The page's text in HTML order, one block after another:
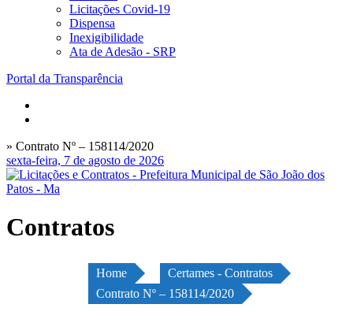
Licitações Covid-19
Dispensa
Inexigibilidade
Ata de Adesão - SRP
Portal da Transparência
» Contrato Nº – 158114/2020
sexta-feira, 7 de agosto de 2026
Contratos
Home
Certames - Contratos
Contrato Nº – 158114/2020